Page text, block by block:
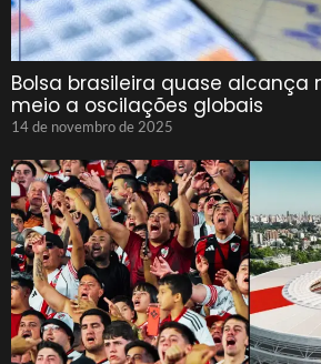
Bolsa brasileira quase alcança
meio a oscilações globais
14 de novembro de 2025